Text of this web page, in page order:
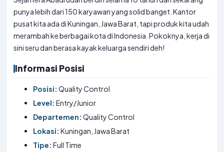
punya lebih dari 150 karyawan yang solid banget. Kantor
pusat kita ada di Kuningan, Jawa Barat, tapi produk kita udah
merambah ke berbagai kota di Indonesia. Pokoknya, kerja di
sini seru dan berasa kayak keluarga sendiri deh!
Informasi Posisi
Posisi: Quality Control
Level: Entry/Junior
Departemen: Quality Control
Lokasi: Kuningan, Jawa Barat
Tipe: Full Time